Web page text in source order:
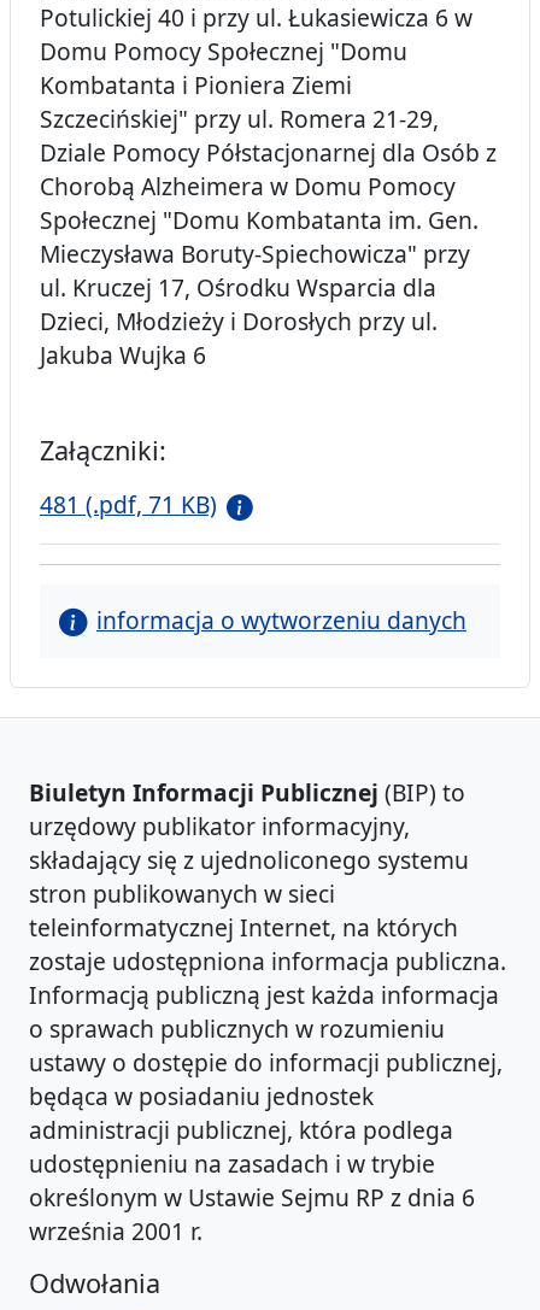
Potulickiej 40 i przy ul. Łukasiewicza 6 w
Domu Pomocy Społecznej "Domu
Kombatanta i Pioniera Ziemi
Szczecińskiej" przy ul. Romera 21-29,
Dziale Pomocy Półstacjonarnej dla Osób z
Chorobą Alzheimera w Domu Pomocy
Społecznej "Domu Kombatanta im. Gen.
Mieczysława Boruty-Spiechowicza" przy
ul. Kruczej 17, Ośrodku Wsparcia dla
Dzieci, Młodzieży i Dorosłych przy ul.
Jakuba Wujka 6
Załączniki:
481 (.pdf, 71 KB)
informacja o wytworzeniu danych
Biuletyn Informacji Publicznej (BIP) to
urzędowy publikator informacyjny,
składający się z ujednoliconego systemu
stron publikowanych w sieci
teleinformatycznej Internet, na których
zostaje udostępniona informacja publiczna.
Informacją publiczną jest każda informacja
o sprawach publicznych w rozumieniu
ustawy o dostępie do informacji publicznej,
będąca w posiadaniu jednostek
administracji publicznej, która podlega
udostępnieniu na zasadach i w trybie
określonym w Ustawie Sejmu RP z dnia 6
września 2001 r.
Odwołania